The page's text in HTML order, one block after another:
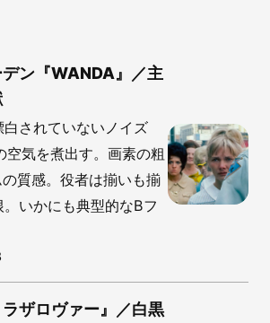
ン『WANDA』／主
されていないノイズ
空気を煮出す。画素の粗
質感。役者は揃いも揃
いかにも典型的なBフ
ラザロヴァー』／白黒